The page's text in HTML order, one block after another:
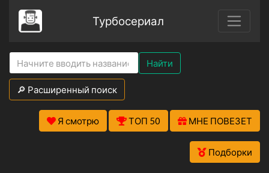
Турбосериал
Найти
🔎 Расширенный поиск
Я смотрю ТОП 50 МНЕ ПОВЕЗЕТ
Подборки